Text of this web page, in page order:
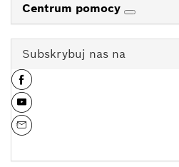
Centrum pomocy
Subskrybuj nas na